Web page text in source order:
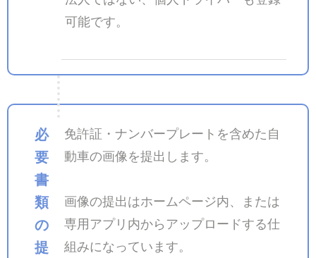
可能です。
必
要
書
類
の
提
免許証・ナンバープレートを含めた自
動車の画像を提出します。
画像の提出はホームページ内、または
専用アプリ内からアップロードする仕
組みになっています。